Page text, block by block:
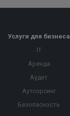
Услуги для бизнеса
IT
Аренда
Аудит
Аутсорсинг
Безопасность